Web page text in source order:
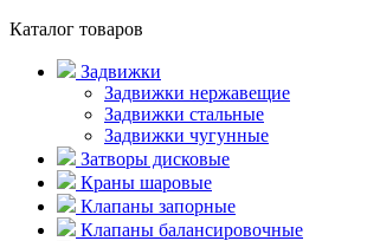
Каталог товаров
Задвижки
Задвижки нержавещие
Задвижки стальные
Задвижки чугунные
Затворы дисковые
Краны шаровые
Клапаны запорные
Клапаны балансировочные